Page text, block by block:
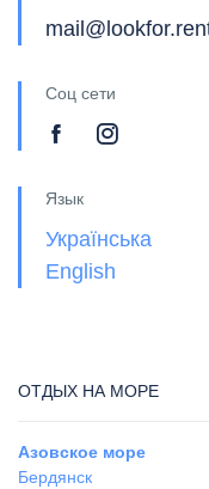
Соц сети
Язык
Українська
English
ОТДЫХ НА МОРЕ
Азовское море
Бердянск